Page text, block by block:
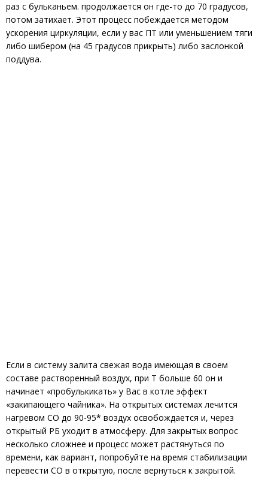
раз с бульканьем. продолжается он где-то до 70 градусов,
потом затихает. Этот процесс побеждается методом
ускорения циркуляции, если у вас ПТ или уменьшением тяги
либо шибером (на 45 градусов прикрыть) либо заслонкой
поддува.
Если в систему залита свежая вода имеющая в своем
составе растворенный воздух, при Т больше 60 он и
начинает «пробулькикать» у Вас в котле эффект
«закипающего чайника». На открытых системах лечится
нагревом СО до 90-95* воздух освобождается и, через
открытый РБ уходит в атмосферу. Для закрытых вопрос
несколько сложнее и процесс может растянуться по
времени, как вариант, попробуйте на время стабилизации
перевести СО в открытую, после вернуться к закрытой.